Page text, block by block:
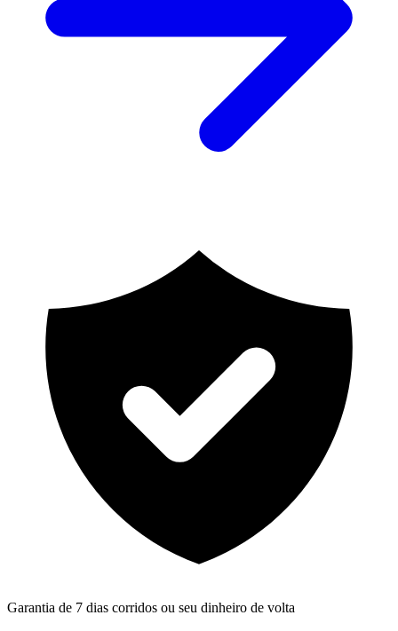
Garantia de 7 dias corridos ou seu dinheiro de volta